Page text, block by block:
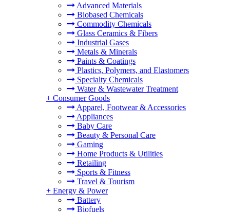
Advanced Materials
Biobased Chemicals
Commodity Chemicals
Glass Ceramics & Fibers
Industrial Gases
Metals & Minerals
Paints & Coatings
Plastics, Polymers, and Elastomers
Specialty Chemicals
Water & Wastewater Treatment
+ Consumer Goods
Apparel, Footwear & Accessories
Appliances
Baby Care
Beauty & Personal Care
Gaming
Home Products & Utilities
Retailing
Sports & Fitness
Travel & Tourism
+ Energy & Power
Battery
Biofuels